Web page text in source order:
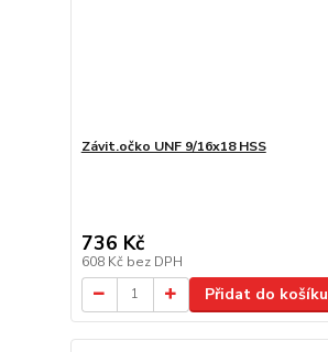
Závit.očko UNF 9/16x18 HSS
736 Kč
608 Kč bez DPH
Přidat do košíku